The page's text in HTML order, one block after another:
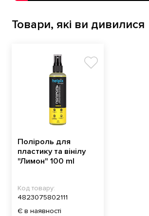
Товари, які ви дивилися
Поліроль для
пластику та вінілу
"Лимон" 100 ml
Код товару:
4823075802111
Є в наявності